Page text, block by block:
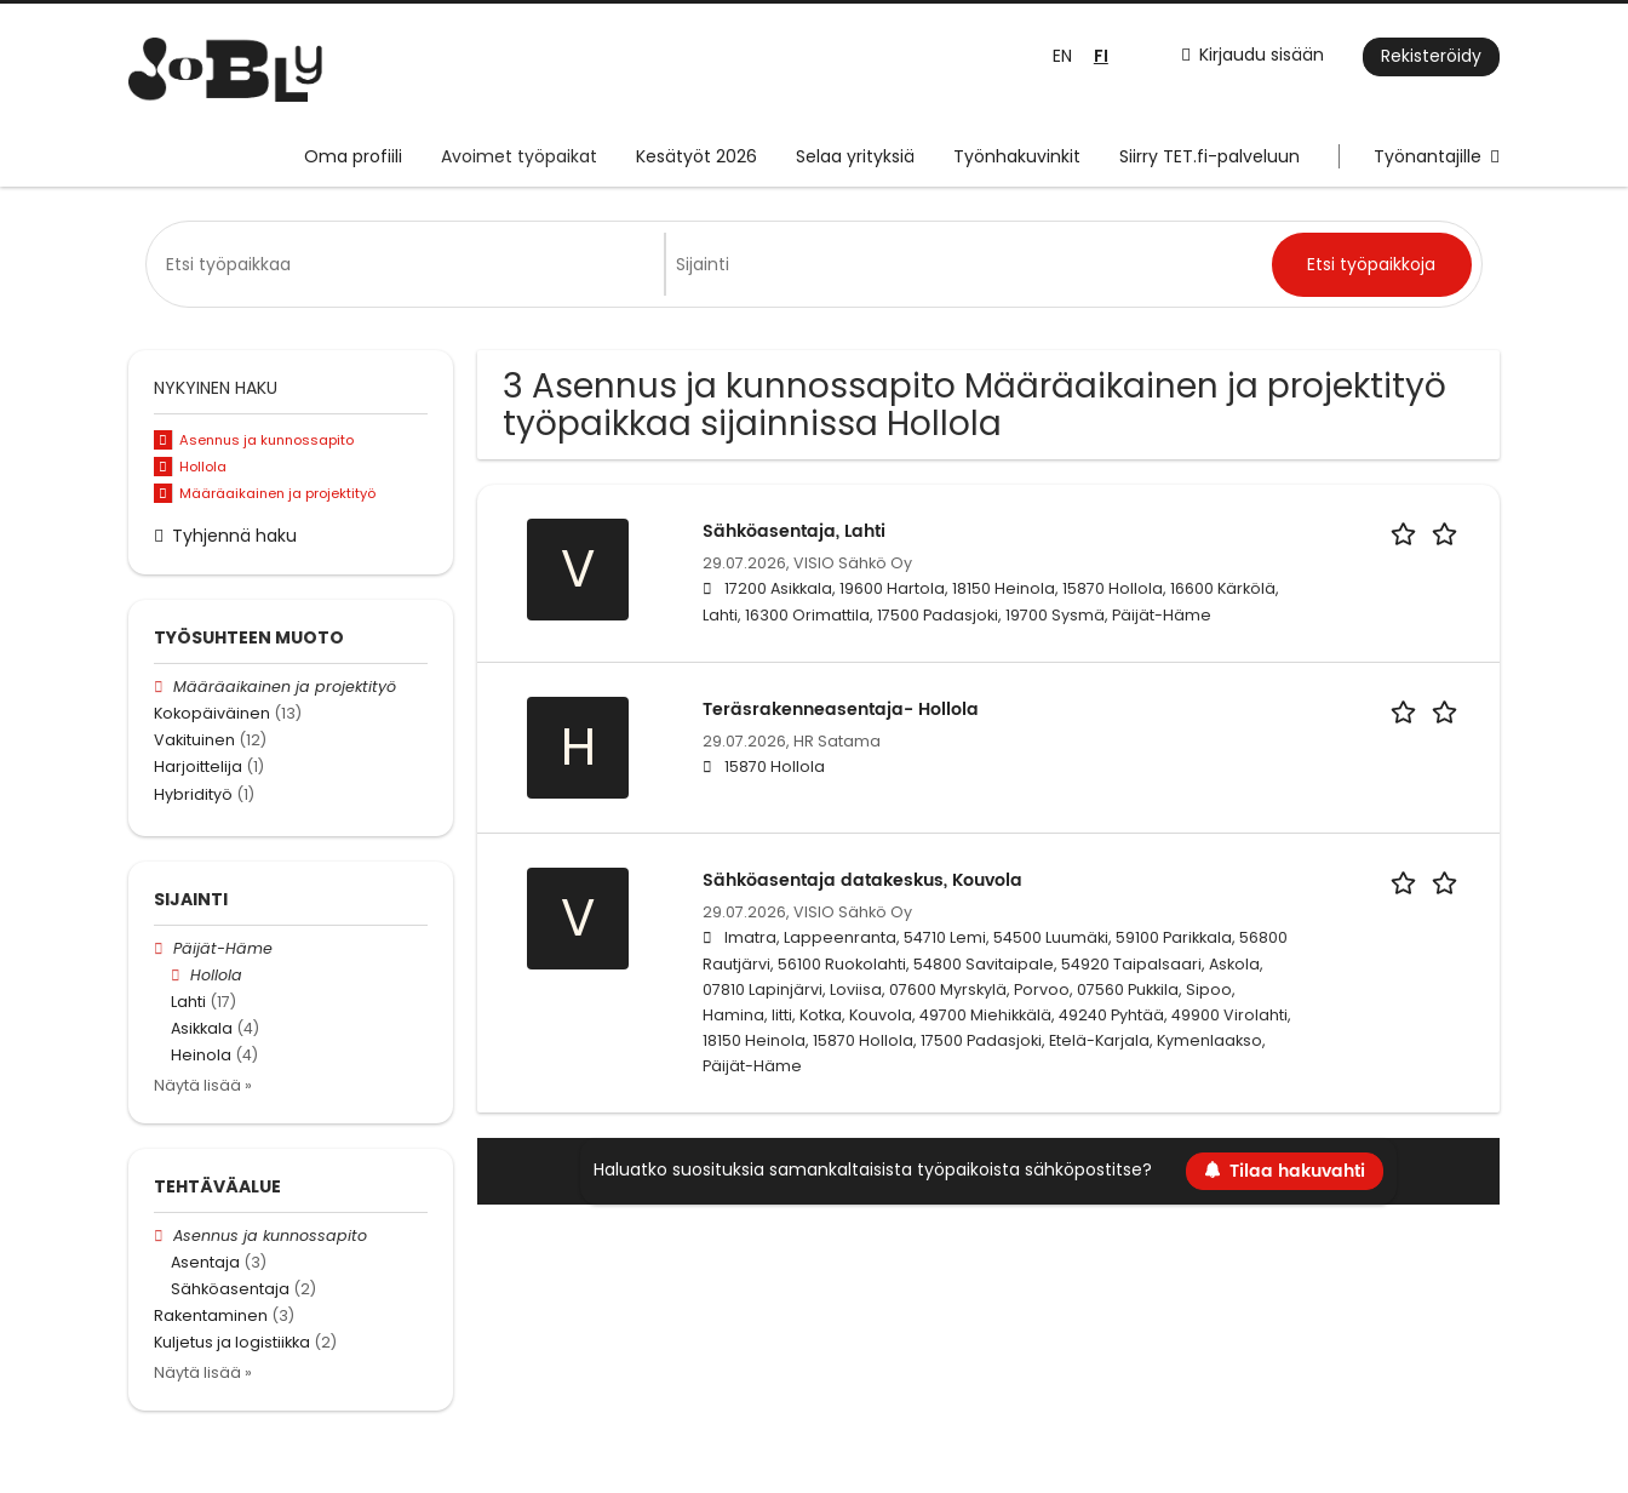
Kirjaudu sisään Rekisteröidy
EN FI
Oma profiili Avoimet työpaikat Kesätyöt 2026 Selaa yrityksiä Työnhakuvinkit Siirry TET.fi-palveluun Työnantajille
3 Asennus ja kunnossapito Määräaikainen ja projektityö
työpaikkaa sijainnissa Hollola
V
Sähköasentaja, Lahti
29.07.2026, VISIO Sähkö Oy
17200 Asikkala, 19600 Hartola, 18150 Heinola, 15870 Hollola, 16600 Kärkölä,
Lahti, 16300 Orimattila, 17500 Padasjoki, 19700 Sysmä, Päijät-Häme
H
Teräsrakenneasentaja- Hollola
29.07.2026, HR Satama
15870 Hollola
V
Sähköasentaja datakeskus, Kouvola
29.07.2026, VISIO Sähkö Oy
Imatra, Lappeenranta, 54710 Lemi, 54500 Luumäki, 59100 Parikkala, 56800
Rautjärvi, 56100 Ruokolahti, 54800 Savitaipale, 54920 Taipalsaari, Askola,
07810 Lapinjärvi, Loviisa, 07600 Myrskylä, Porvoo, 07560 Pukkila, Sipoo,
Hamina, Iitti, Kotka, Kouvola, 49700 Miehikkälä, 49240 Pyhtää, 49900 Virolahti,
18150 Heinola, 15870 Hollola, 17500 Padasjoki, Etelä-Karjala, Kymenlaakso,
Päijät-Häme
Haluatko suosituksia samankaltaisista työpaikoista sähköpostitse? Tilaa hakuvahti
NYKYINEN HAKU
Asennus ja kunnossapito
Hollola
Määräaikainen ja projektityö
Tyhjennä haku
TYÖSUHTEEN MUOTO
Määräaikainen ja projektityö
Kokopäiväinen (13)
Vakituinen (12)
Harjoittelija (1)
Hybridityö (1)
SIJAINTI
Päijät-Häme
Hollola
Lahti (17)
Asikkala (4)
Heinola (4)
Näytä lisää »
TEHTÄVÄALUE
Asennus ja kunnossapito
Asentaja (3)
Sähköasentaja (2)
Rakentaminen (3)
Kuljetus ja logistiikka (2)
Näytä lisää »